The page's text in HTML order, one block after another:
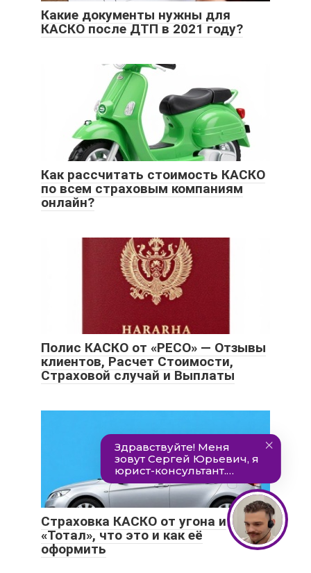
Какие документы нужны для
КАСКО после ДТП в 2021 году?
Как рассчитать стоимость КАСКО
по всем страховым компаниям
онлайн?
Полис КАСКО от «РЕСО» — Отзывы
клиентов, Расчет Стоимости,
Страховой случай и Выплаты
Страховка КАСКО от угона и
«Тотал», что это и как её
оформить